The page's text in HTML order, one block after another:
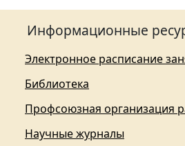
Информационные
Электронное расписание
Библиотека
Профсоюзная организация
Научные журналы